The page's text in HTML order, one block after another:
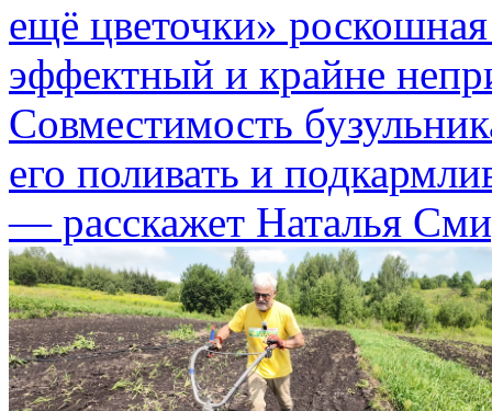
ещё цветочки»
эффектный и крайне
Совместимость
его поливать и
— расскажет Наталья